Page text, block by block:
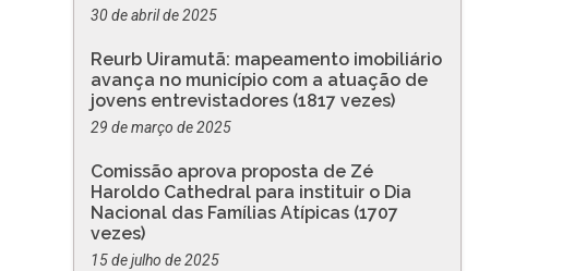
30 de abril de 2025
Reurb Uiramutã: mapeamento imobiliário
avança no município com a atuação de
jovens entrevistadores (1817 vezes)
29 de março de 2025
Comissão aprova proposta de Zé
Haroldo Cathedral para instituir o Dia
Nacional das Famílias Atípicas (1707
vezes)
15 de julho de 2025